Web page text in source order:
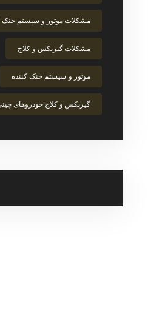
مشکلات موتور و سیستم خنک‌
مشکلات گیربکس و کلاچ
موتور و سیستم خنک‌ کننده
گیربکس و کلاچ خودروهای